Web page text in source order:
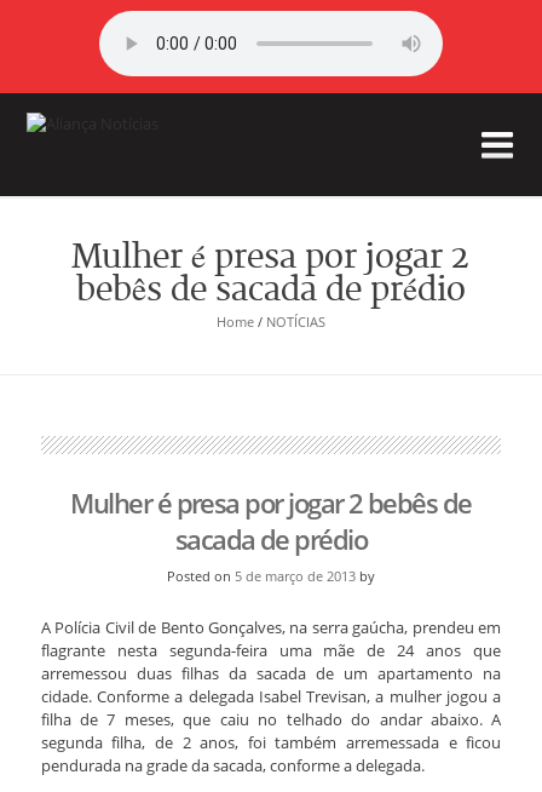
Mulher é presa por jogar 2
bebês de sacada de prédio
Home/ NOTÍCIAS
Mulher é presa por jogar 2 bebês de
sacada de prédio
Posted on 5 de março de 2013 by
A Polícia Civil de Bento Gonçalves, na serra gaúcha, prendeu em
flagrante nesta segunda-feira uma mãe de 24 anos que
arremessou duas filhas da sacada de um apartamento na
cidade. Conforme a delegada Isabel Trevisan, a mulher jogou a
filha de 7 meses, que caiu no telhado do andar abaixo. A
segunda filha, de 2 anos, foi também arremessada e ficou
pendurada na grade da sacada, conforme a delegada.